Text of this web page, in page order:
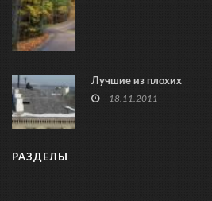
Лучшие из плохих
18.11.2011
РАЗДЕЛЫ